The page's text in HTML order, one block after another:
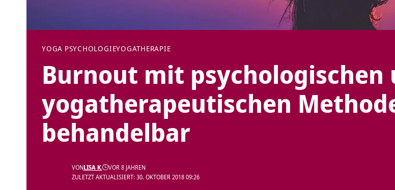
YOGA PSYCHOLOGIEYOGATHERAPIE
Burnout mit psychologischen
yogatherapeutischen
behandelbar
ZULETZT AKTUALISIERT: 30. OKTOBER 2018 09:26
VONLISA K. VOR 8 JAHREN